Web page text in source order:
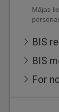
Mājas
BIS
BIS
For